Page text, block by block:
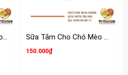
Alo-Thức ăn hỗn hợp hoàn chỉnh và cung cấp đủ dinh dưỡng cho chó Sữa Tắm Cho Chó Mèo Hello 280g
150.000₫